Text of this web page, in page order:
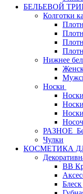
БЕЛЬЕВОЙ
Колготки
Нижнее
Носки
Чулки
КОСМЕТИКА
BB